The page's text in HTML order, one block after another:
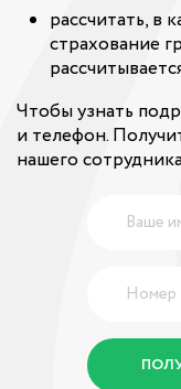
рассчитать, в
страхование
Чтобы узнать
и телефон.
нашего